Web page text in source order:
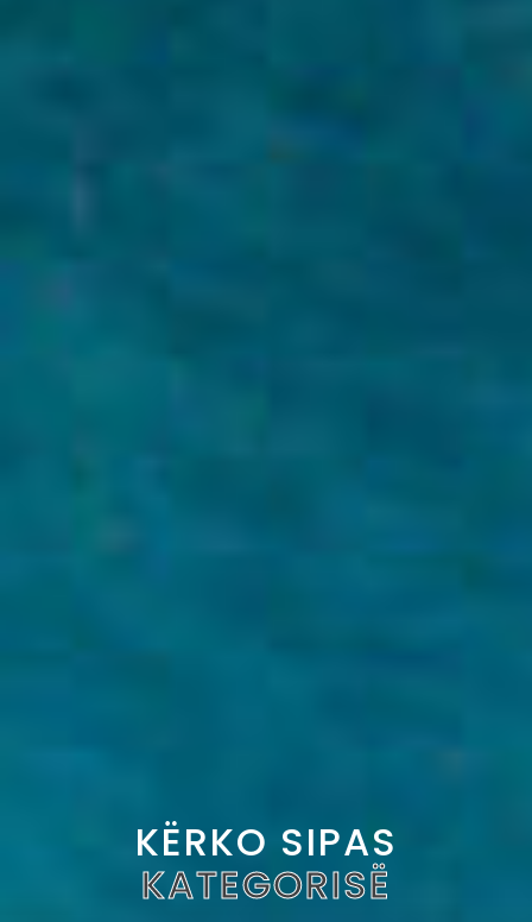
KËRKO SIPAS
KATEGORISË